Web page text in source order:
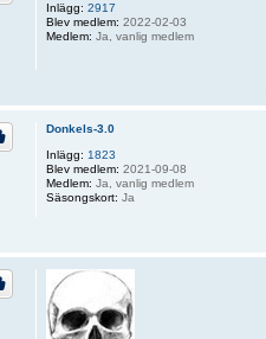
Inlägg: 2917
Blev medlem: 2022-02-03
Medlem: Ja, vanlig medlem
Donkels-3.0
Inlägg: 1823
Blev medlem: 2021-09-08
Medlem: Ja, vanlig medlem
Säsongskort: Ja